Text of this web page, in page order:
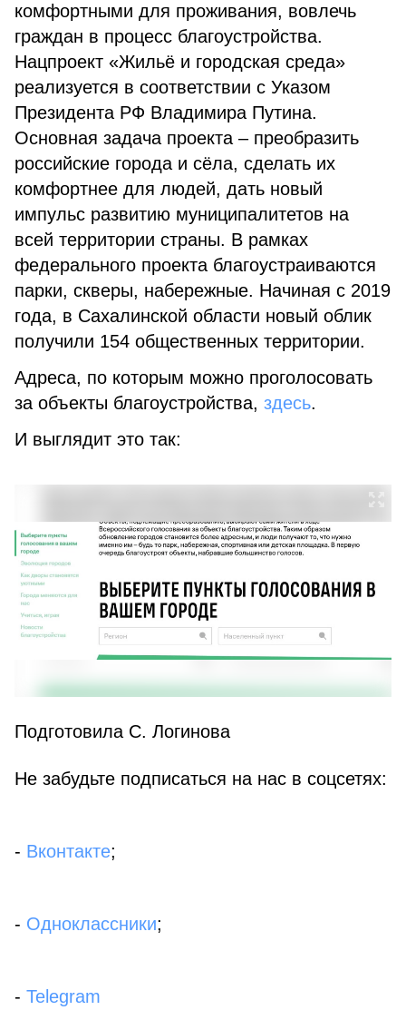
комфортными для проживания, вовлечь
граждан в процесс благоустройства.
Нацпроект «Жильё и городская среда»
реализуется в соответствии с Указом
Президента РФ Владимира Путина.
Основная задача проекта – преобразить
российские города и сёла, сделать их
комфортнее для людей, дать новый
импульс развитию муниципалитетов на
всей территории страны. В рамках
федерального проекта благоустраиваются
парки, скверы, набережные. Начиная с 2019
года, в Сахалинской области новый облик
получили 154 общественных территории.
Адреса, по которым можно проголосовать
за объекты благоустройства, здесь.
И выглядит это так:
Подготовила С. Логинова
Не забудьте подписаться на нас в соцсетях:
- Вконтакте;
- Одноклассники;
- Telegram